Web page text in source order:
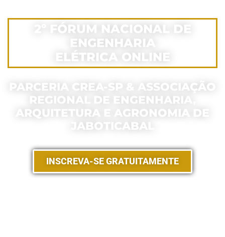
2º FÓRUM NACIONAL DE
ENGENHARIA
ELÉTRICA ONLINE
PARCERIA CREA-SP & ASSOCIAÇÃO
REGIONAL DE ENGENHARIA,
ARQUITETURA E AGRONOMIA DE
JABOTICABAL
INSCREVA-SE GRATUITAMENTE